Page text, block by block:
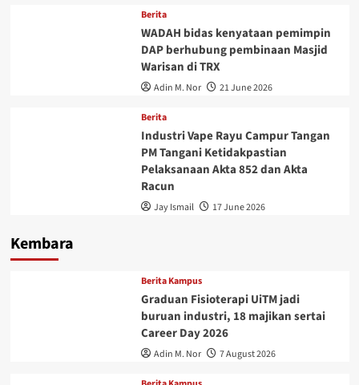
Berita
WADAH bidas kenyataan pemimpin
DAP berhubung pembinaan Masjid
Warisan di TRX
Adin M. Nor 21 June 2026
Berita
Industri Vape Rayu Campur Tangan
PM Tangani Ketidakpastian
Pelaksanaan Akta 852 dan Akta
Racun
Jay Ismail 17 June 2026
Kembara
Berita Kampus
Graduan Fisioterapi UiTM jadi
buruan industri, 18 majikan sertai
Career Day 2026
Adin M. Nor 7 August 2026